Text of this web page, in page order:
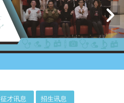
征才讯息 招生讯息